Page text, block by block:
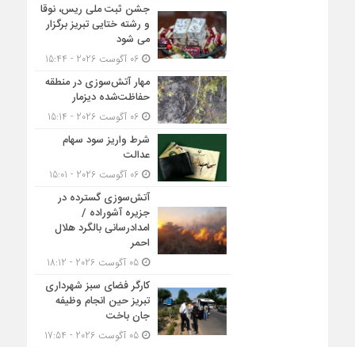
جشن ثبت ملی ریس، نوقا
و رشته ختایی تبریز برگزار
می شود
06 آگوست 2026 - 15:44
مهار آتش‌سوزی در منطقه
حفاظت‌شده دیزمار
06 آگوست 2026 - 15:14
شرط واریز سود سهام
عدالت
06 آگوست 2026 - 15:01
آتش‌سوزی گسترده در
جزیره آشوراده /
امدادرسانی بالگرد هلال
احمر
05 آگوست 2026 - 18:12
کارگر فضای سبز شهرداری
تبریز حین انجام وظیفه
جان باخت
05 آگوست 2026 - 17:54